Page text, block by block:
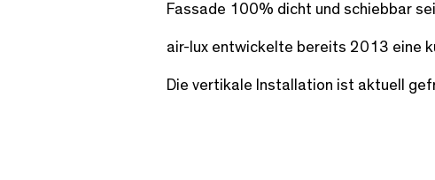
Fassade 100% dicht und schiebbar
air-lux entwickelte bereits 2013 eine
Die vertikale Installation ist aktuell